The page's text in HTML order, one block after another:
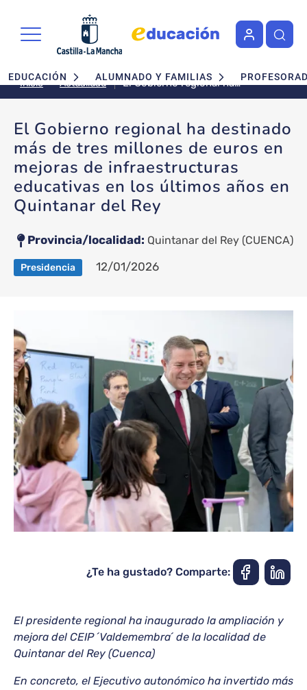
Navegación principal
EDUCACIÓN ALUMNADO Y FAMILIAS
Inicio Actualidad
El Gobierno regional ha
destinado más de tres millones
infraestructuras educativas en
los últimos años en Quintanar
del Rey
El Gobierno regional ha destinado
más de tres millones de euros en
mejoras de infraestructuras
educativas en los últimos años en
Quintanar del Rey
Provincia/localidad Quintanar del Rey (CUENCA)
Presidencia 12/01/2026
¿Te ha gustado? Comparte:
El presidente regional ha inaugurado la ampliación y
mejora del CEIP ´Valdemembra´ de la localidad de
Quintanar del Rey (Cuenca)
En concreto, el Ejecutivo autonómico ha invertido más